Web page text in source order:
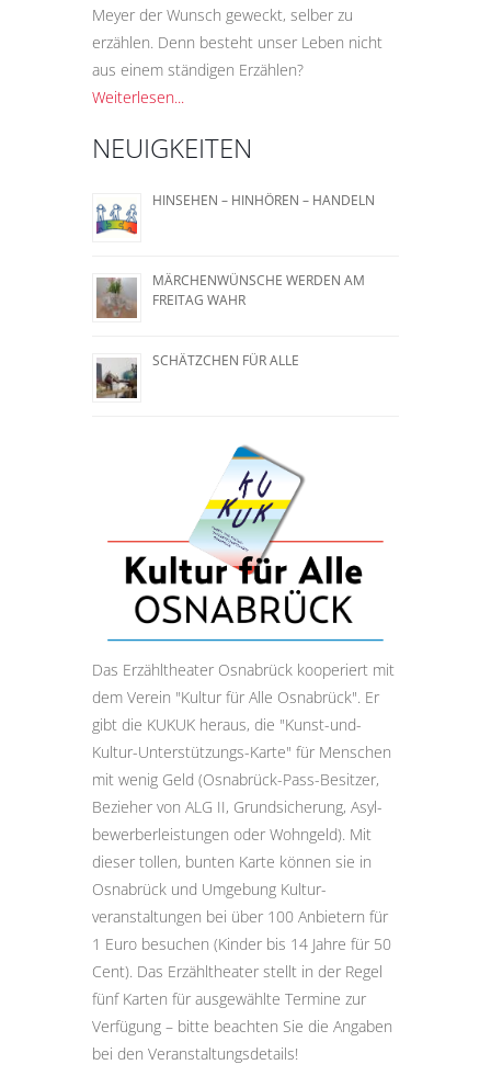
Meyer der Wunsch geweckt, selber zu
erzählen. Denn besteht unser Leben nicht
aus einem ständigen Erzählen?
Weiterlesen...
NEUIGKEITEN
HINSEHEN – HINHÖREN – HANDELN
MÄRCHENWÜNSCHE WERDEN AM
FREITAG WAHR
SCHÄTZCHEN FÜR ALLE
Das Erzähltheater Osnabrück kooperiert mit
dem Verein "Kultur für Alle Osnabrück". Er
gibt die KUKUK heraus, die "Kunst-und-
Kultur-Unter­stützungs-Karte" für Menschen
mit wenig Geld (Osnabrück-Pass-Besitzer,
Bezieher von ALG II, Grund­sicherung, Asyl­
bewerber­leistungen oder Wohngeld). Mit
dieser tollen, bunten Karte können sie in
Osnabrück und Umgebung Kultur­
veranstaltungen bei über 100 Anbietern für
1 Euro besuchen (Kinder bis 14 Jahre für 50
Cent). Das Erzähltheater stellt in der Regel
fünf Karten für ausgewählte Termine zur
Verfügung – bitte beachten Sie die Angaben
bei den Veranstaltungs­details!